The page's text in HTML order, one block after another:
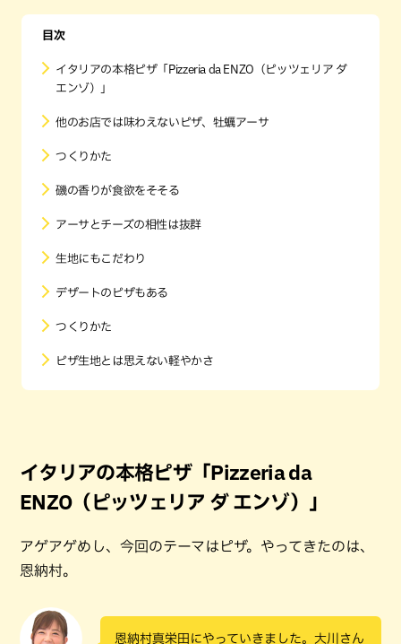
目次
イタリアの本格ピザ「Pizzeria da ENZO（ピッツェリア ダ
エンゾ）」
他のお店では味わえないピザ、牡蠣アーサ
つくりかた
磯の香りが食欲をそそる
アーサとチーズの相性は抜群
生地にもこだわり
デザートのピザもある
つくりかた
ピザ生地とは思えない軽やかさ
イタリアの本格ピザ「Pizzeria da
ENZO（ピッツェリア ダ エンゾ）」
アゲアゲめし、今回のテーマはピザ。やってきたのは、
恩納村。
恩納村真栄田にやっていきました。大川さん